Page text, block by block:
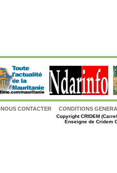
NOUS CONTACTER CONDITIONS
CopyrightCRIDEM
Enseigne de Cridem